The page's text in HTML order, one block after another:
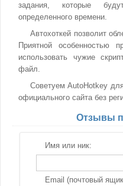
задания, которые
определенного времени.
Автохоткей позволит
Приятной особенностью
использовать чужие
файл.
Советуем AutoHotkey
официального сайта без
Отзывы
Имя или ник:
Email (почтовый